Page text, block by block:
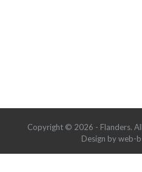
Copyright © 2026 - Flanders.
Design by web-